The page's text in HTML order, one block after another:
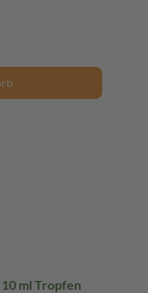
ml Tropfen